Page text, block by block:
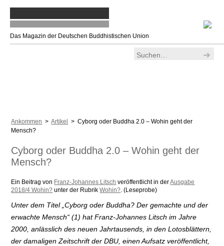
Das Magazin der Deutschen Buddhistischen Union
Ankommen >Artikel > Cyborg oder Buddha 2.0 – Wohin geht der
Mensch?
Cyborg oder Buddha 2.0 – Wohin geht der
Mensch?
Ein Beitrag von Franz-Johannes Litsch veröffentlicht in derAusgabe
2018/4 Wohin? unter der RubrikWohin? . (Leseprobe)
Unter dem Titel „Cyborg oder Buddha? Der gemachte und der
erwachte Mensch“ (1) hat Franz-Johannes Litsch im Jahre
2000, anlässlich des neuen Jahrtausends, in den Lotosblättern,
der damaligen Zeitschrift der DBU, einen Aufsatz veröffentlicht,